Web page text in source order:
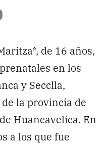
de 16 años,
en los
y Secclla,
la provincia de
Huancavelica. En
a los que fue